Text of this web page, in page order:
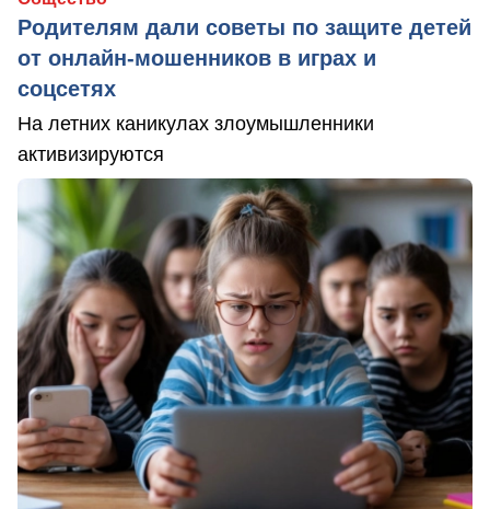
Родителям дали советы по защите детей
от онлайн‑мошенников в играх и
соцсетях
На летних каникулах злоумышленники
активизируются